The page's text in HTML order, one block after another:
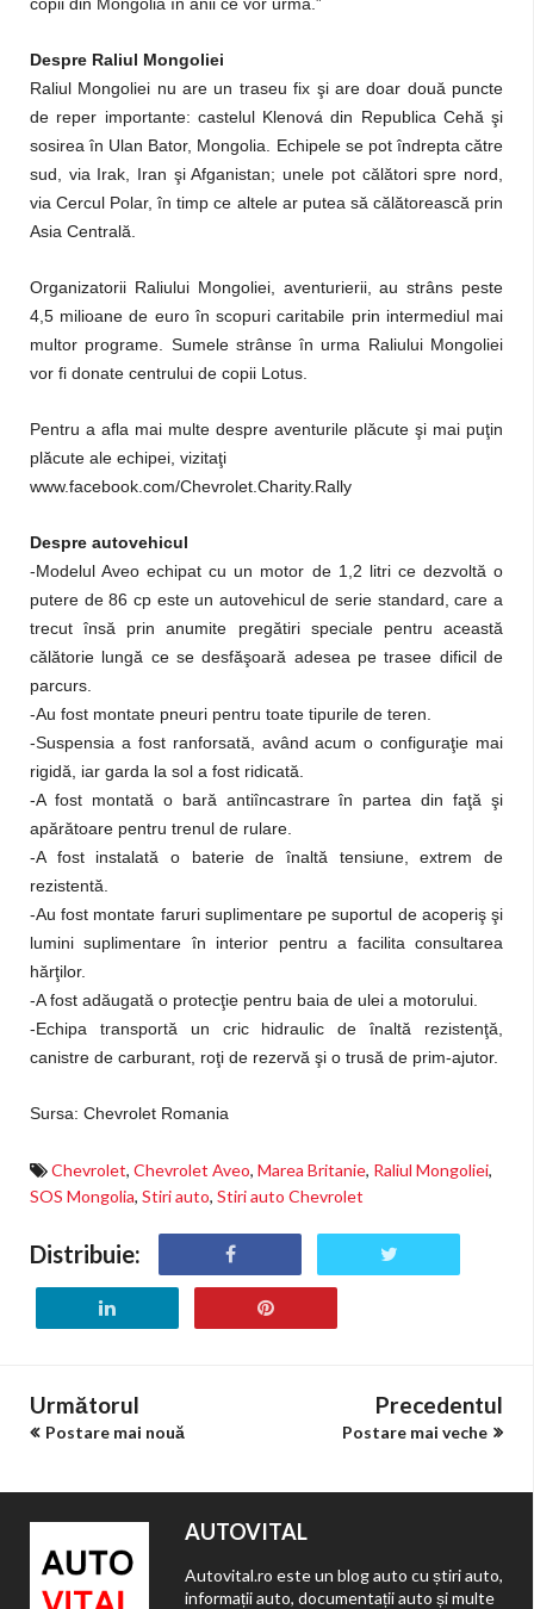
Despre Raliul Mongoliei
Raliul Mongoliei nu are un traseu fix şi are doar două puncte
de reper importante: castelul Klenová din Republica Cehă şi
sosirea în Ulan Bator, Mongolia. Echipele se pot îndrepta către
sud, via Irak, Iran şi Afganistan; unele pot călători spre nord,
via Cercul Polar, în timp ce altele ar putea să călătorească prin
Asia Centrală.
Organizatorii Raliului Mongoliei, aventurierii, au strâns peste
4,5 milioane de euro în scopuri caritabile prin intermediul mai
multor programe. Sumele strânse în urma Raliului Mongoliei
vor fi donate centrului de copii Lotus.
Pentru a afla mai multe despre aventurile plăcute şi mai puţin
plăcute ale echipei, vizitaţi
www.facebook.com/Chevrolet.Charity.Rally
Despre autovehicul
-Modelul Aveo echipat cu un motor de 1,2 litri ce dezvoltă o
putere de 86 cp este un autovehicul de serie standard, care a
trecut însă prin anumite pregătiri speciale pentru această
călătorie lungă ce se desfăşoară adesea pe trasee dificil de
parcurs.
-Au fost montate pneuri pentru toate tipurile de teren.
-Suspensia a fost ranforsată, având acum o configuraţie mai
rigidă, iar garda la sol a fost ridicată.
-A fost montată o bară antiîncastrare în partea din faţă şi
apărătoare pentru trenul de rulare.
-A fost instalată o baterie de înaltă tensiune, extrem de
rezistentă.
-Au fost montate faruri suplimentare pe suportul de acoperiş şi
lumini suplimentare în interior pentru a facilita consultarea
hărţilor.
-A fost adăugată o protecţie pentru baia de ulei a motorului.
-Echipa transportă un cric hidraulic de înaltă rezistenţă,
canistre de carburant, roţi de rezervă şi o trusă de prim-ajutor.
Sursa: Chevrolet Romania
Chevrolet, Chevrolet Aveo, Marea Britanie, Raliul Mongoliei,
SOS Mongolia, Stiri auto, Stiri auto Chevrolet
Distribuie:
Următorul
Postare mai nouă
Precedentul
Postare mai veche
AUTOVITAL
Autovital.ro este un blog auto cu știri auto,
informații auto, documentații auto și multe